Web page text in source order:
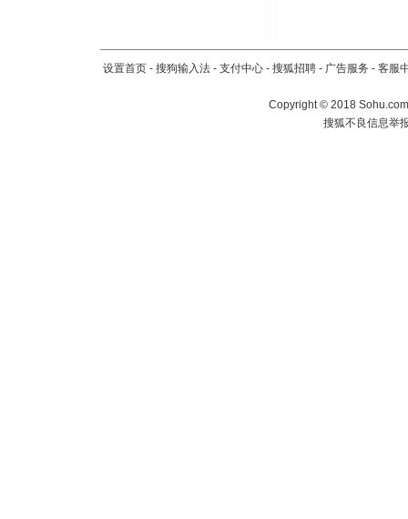
设置首页 - 搜狗输入法 - 支付中心 - 搜狐招聘 - 广告服务 - 客服
Copyright ©2018
搜狐不良信息举